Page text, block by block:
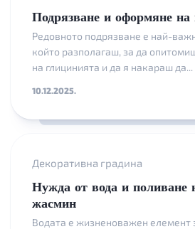
Подрязване и оформяне на
Редовното подрязване е най-
който разполагаш, за да
на глицинията и да я накараш да...
10.12.2025.
Декоративна градина
Нужда от вода и поливане
жасмин
Водата е жизненоважен елемент